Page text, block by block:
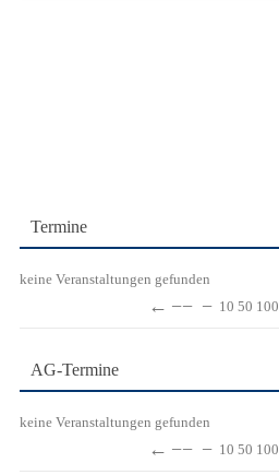
Termine
keine Veranstaltungen gefunden
← −− − 10 50 100
AG-Termine
keine Veranstaltungen gefunden
← −− − 10 50 100